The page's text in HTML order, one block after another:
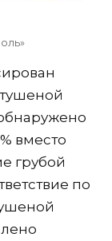
вместо
грубой
по